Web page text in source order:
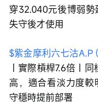
穿32.040元後博弱
失守後才使用
$紫金摩利六七沽A.P
｜實際槓桿7.6倍｜
高，適合看淡力度
守穩時提前部署